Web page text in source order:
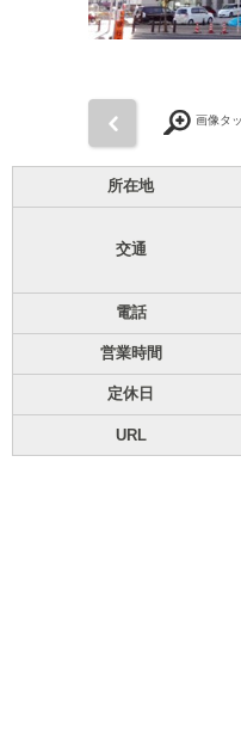
画像タ
所在地
交通
電話
営業時間
定休日
URL